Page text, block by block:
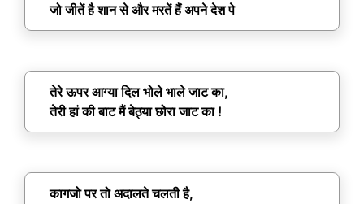
जो जीतें है शान से और मरतें हैं अपने देश पे
तेरे ऊपर आग्या दिल भोले भाले जाट का,
तेरी हां की बाट मैं बेठ्या छोरा जाट का !
कागजो पर तो अदालते चलती है,